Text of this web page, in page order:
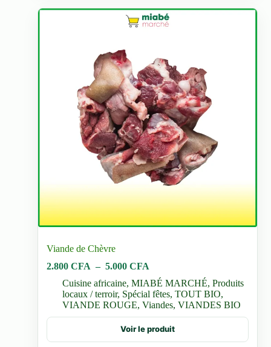
être
Viande de Chèvre
2.800CFA – 5.000CFA
de
prix :
2.800 CFA
à
5.000 CFA
Cuisine africaine,MIABÉ MARCHÉ,Produits
locaux / terroir, Spécial fêtes,TOUT BIO,
VIANDE ROUGE,Viandes,VIANDES BIO
Voir le produit
Ce
a